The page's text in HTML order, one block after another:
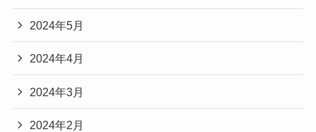
2024年5月
2024年4月
2024年3月
2024年2月